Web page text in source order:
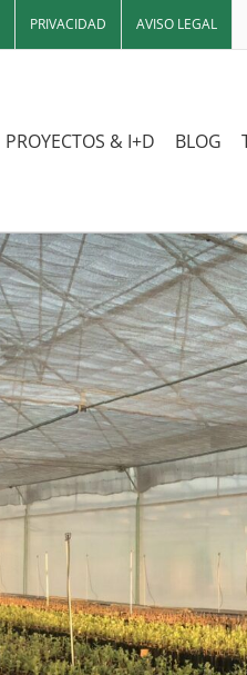
PRIVACIDAD AVISO LEGAL
PROYECTOS & I+D BLOG